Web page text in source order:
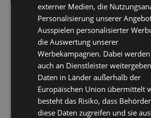
externer Medien, die
Personalisierung unserer
Ausspielen personalisierter
die Auswertung unserer
Werbekampagnen. Dabei
auch an Dienstleister
Daten in Länder außerhalb der
Europäischen Union übermittelt
besteht das Risiko, dass
diese Daten zugreifen und sie